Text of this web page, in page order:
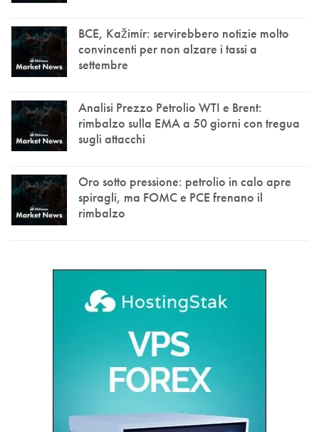
BCE, Kažimír: servirebbero notizie molto
convincenti per non alzare i tassi a
settembre
Analisi Prezzo Petrolio WTI e Brent:
rimbalzo sulla EMA a 50 giorni con tregua
sugli attacchi
Oro sotto pressione: petrolio in calo apre
spiragli, ma FOMC e PCE frenano il
rimbalzo